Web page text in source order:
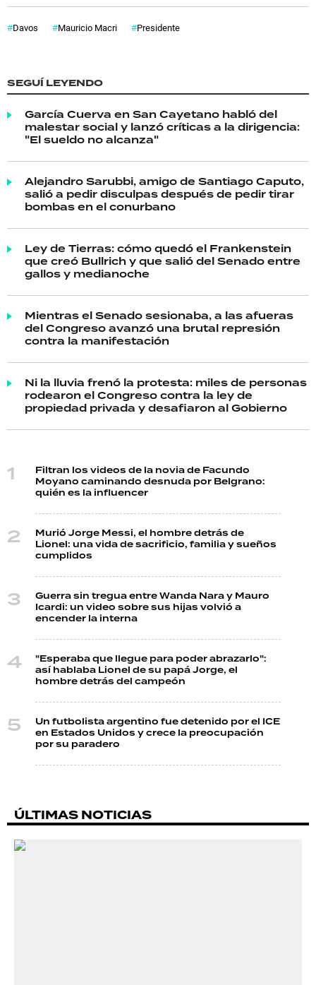
Davos Mauricio Macri Presidente
SEGUÍ LEYENDO
García Cuerva en San Cayetano habló del
malestar social y lanzó críticas a la dirigencia:
"El sueldo no alcanza"
Alejandro Sarubbi, amigo de Santiago Caputo,
salió a pedir disculpas después de pedir tirar
bombas en el conurbano
Ley de Tierras: cómo quedó el Frankenstein
que creó Bullrich y que salió del Senado entre
gallos y medianoche
Mientras el Senado sesionaba, a las afueras
del Congreso avanzó una brutal represión
contra la manifestación
Ni la lluvia frenó la protesta: miles de personas
rodearon el Congreso contra la ley de
propiedad privada y desafiaron al Gobierno
Filtran los videos de la novia de Facundo
Moyano caminando desnuda por Belgrano:
quién es la influencer
Murió Jorge Messi, el hombre detrás de
Lionel: una vida de sacrificio, familia y sueños
cumplidos
Guerra sin tregua entre Wanda Nara y Mauro
Icardi: un video sobre sus hijas volvió a
encender la interna
"Esperaba que llegue para poder abrazarlo":
así hablaba Lionel de su papá Jorge, el
hombre detrás del campeón
Un futbolista argentino fue detenido por el ICE
en Estados Unidos y crece la preocupación
por su paradero
ÚLTIMAS NOTICIAS